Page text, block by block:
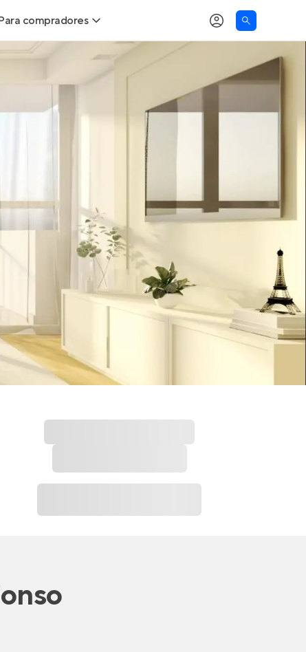
compradores
Calcule seu Poder de Compra
Simulador de Financiamento
Encontre um corretor